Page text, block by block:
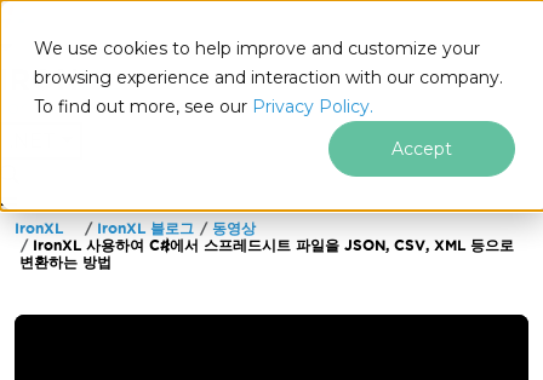
We use cookies to help improve and customize your
browsing experience and interaction with our company.
To find out more, see our Privacy Policy.
Accept
푸터 콘텐츠로 바로가기
IronXL IronXL 블로그
동영상
IronXL 사용하여 C#에서 스프레드시트 파일을 JSON, CSV, XML 등으로
변환하는 방법